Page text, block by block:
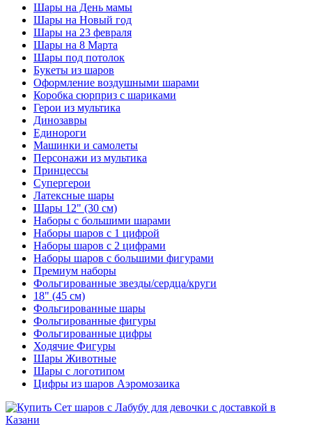
Шары на День мамы
Шары на Новый год
Шары на 23 февраля
Шары на 8 Марта
Шары под потолок
Букеты из шаров
Оформление воздушными шарами
Коробка сюрприз с шариками
Герои из мультика
Динозавры
Единороги
Машинки и самолеты
Персонажи из мультика
Принцессы
Супергерои
Латексные шары
Шары 12" (30 см)
Наборы с большими шарами
Наборы шаров с 1 цифрой
Наборы шаров с 2 цифрами
Наборы шаров с большими фигурами
Премиум наборы
Фольгированные звезды/сердца/круги
18" (45 см)
Фольгированные шары
Фольгированные фигуры
Фольгированные цифры
Ходячие Фигуры
Шары Животные
Шары с логотипом
Цифры из шаров Аэромозаика